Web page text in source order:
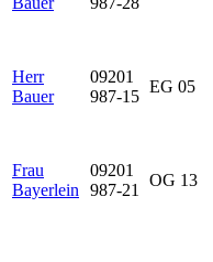
Herr
Bauer
09201
987-15
EG 05
Frau
Bayerlein
09201
987-21
OG 13